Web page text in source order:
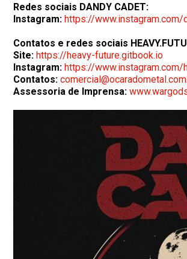
Redes sociais DANDY CADET:
Instagram:https://www.instagram.com/
Contatos e redes sociais
Site:https://heavy-future.gitbook.io
Instagram:https://www.instagram.com/
Contatos:
Assessoria de Imprensa: